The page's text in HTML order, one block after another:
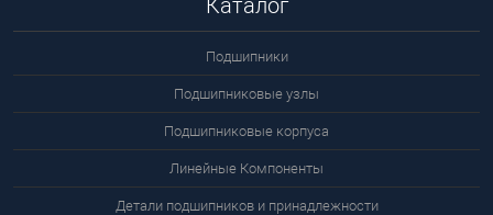
Каталог
Подшипники
Подшипниковые узлы
Подшипниковые корпуса
Линейные Компоненты
Детали подшипников и принадлежности